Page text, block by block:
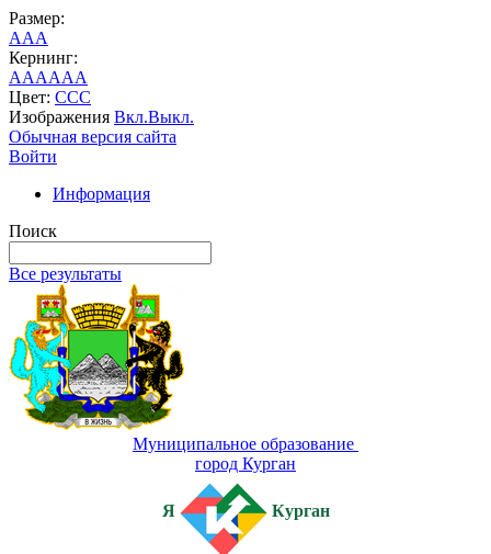
Размер:
AAA
Кернинг:
AAAAAA
Цвет: CCC
Изображения Вкл.Выкл.
Обычная версия сайта
Войти
Информация
Поиск
Все результаты
Муниципальное образование
город Курган
Я Курган